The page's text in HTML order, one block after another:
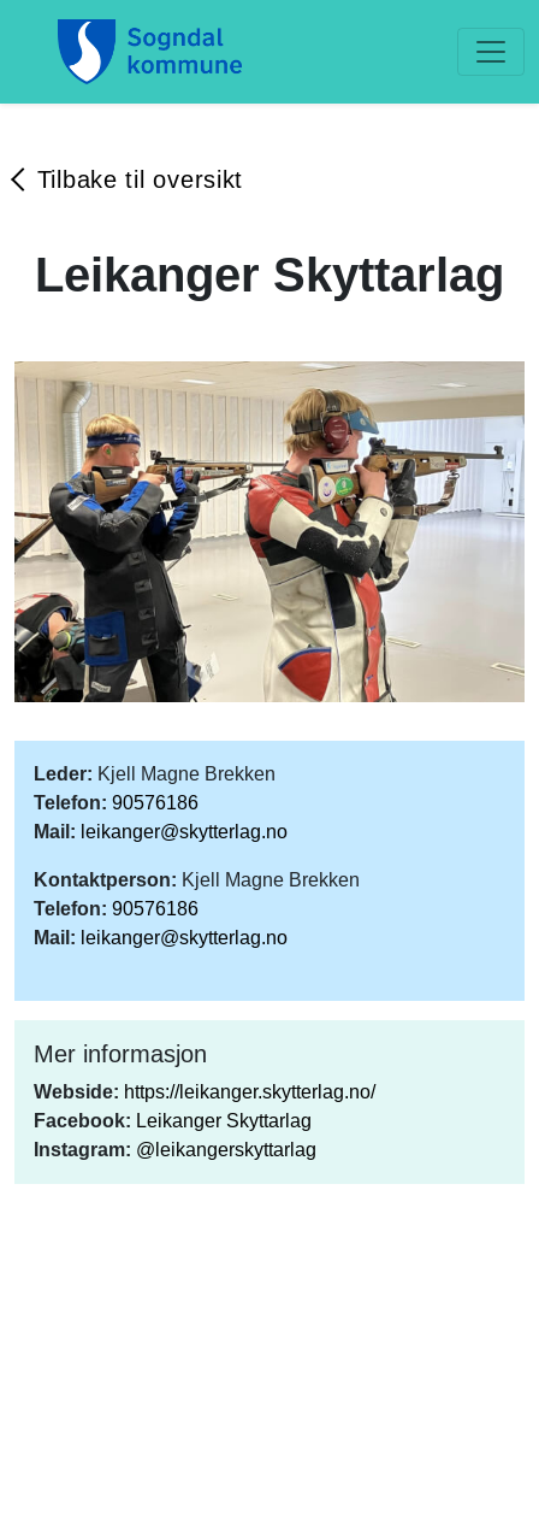
Tilbake til oversikt
Leikanger Skyttarlag
Leder: Kjell Magne Brekken
Telefon: 90576186
Mail: leikanger@skytterlag.no
Kontaktperson: Kjell Magne Brekken
Telefon: 90576186
Mail: leikanger@skytterlag.no
Mer informasjon
Webside: https://leikanger.skytterlag.no/
Facebook: Leikanger Skyttarlag
Instagram: @leikangerskyttarlag